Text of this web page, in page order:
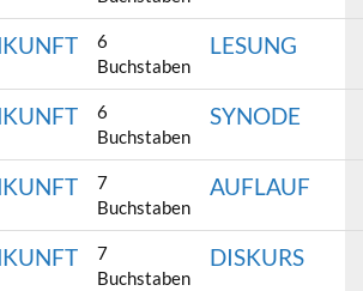
6
Buchstaben
LESUNG
6
Buchstaben
SYNODE
7
Buchstaben
AUFLAUF
7
Buchstaben
DISKURS